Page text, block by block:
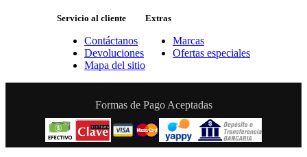
Servicio al cliente
Contáctanos
Devoluciones
Mapa del sitio
Extras
Marcas
Ofertas especiales
Formas de Pago Aceptadas